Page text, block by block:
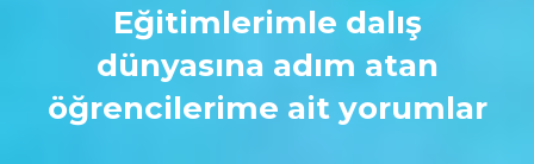
Eğitimlerimle dalış
dünyasına adım atan
öğrencilerime ait yorumlar